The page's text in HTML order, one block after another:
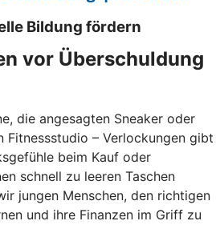
Bildung fördern
vor Überschuldung
die angesagten Sneaker oder
Fitnessstudio – Verlockungen gibt
beim Kauf oder
schnell zu leeren Taschen
jungen Menschen, den richtigen
und ihre Finanzen im Griff zu